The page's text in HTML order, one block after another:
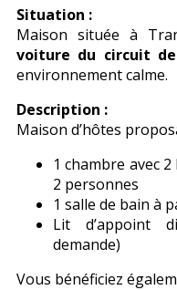
Situation :
Maison située à
voiture du circuit
environnement calme.
Description :
Maison d’hôtes
1 chambre avec
2 personnes
1 salle de bain à
Lit d’appoint
demande)
Vous bénéficiez